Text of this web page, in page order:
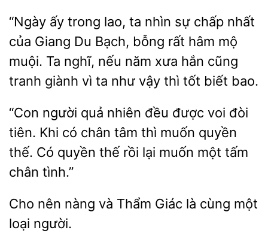
“Ngày ấy trong lao, ta nhìn sự chấp nhất
của Giang Du Bạch, bỗng rất hâm mộ
Ta nghĩ, nếu năm xưa hắn cũng
tranh giành
ta như vậy tốt biết bao.
“Con người quả
đều được voi đòi
tiên. Khi có chân
thì muốn quyền
thế. Có quyền thế rồi lại
một tấm
chân tình.”
Cho nàng
Thẩm Giác là cùng một
người.